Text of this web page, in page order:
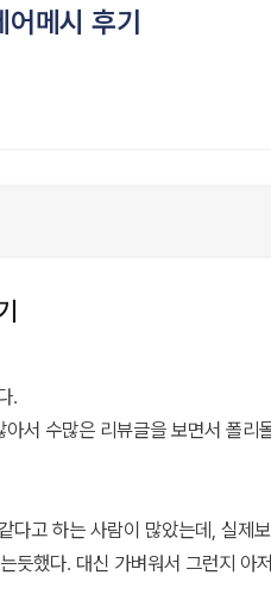
메시 후기
.
서 수많은 리뷰글을 보면서 폴리
다고 하는 사람이 많았는데, 실제
듯했다. 대신 가벼워서 그런지 아